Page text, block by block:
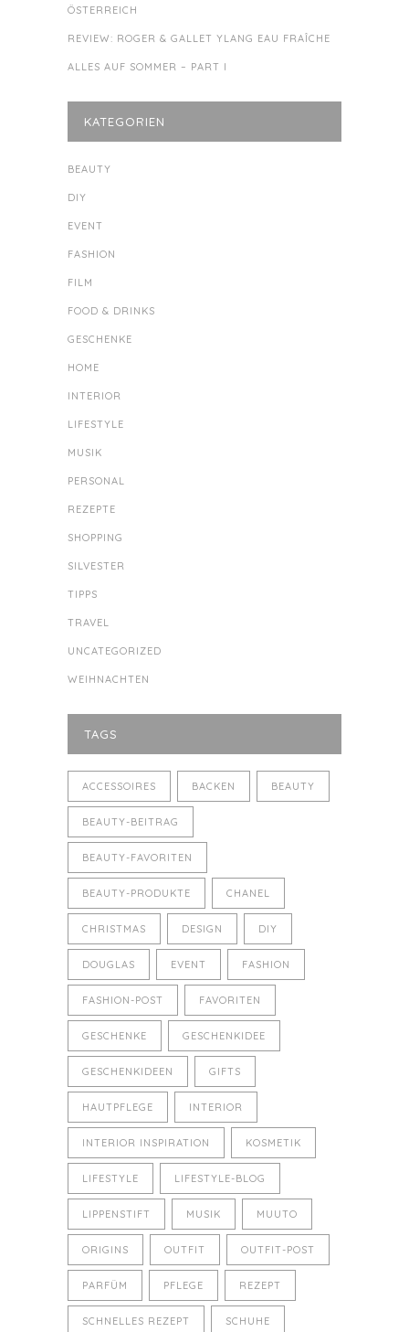
ÖSTERREICH
REVIEW: ROGER & GALLET YLANG EAU FRAÎCHE
ALLES AUF SOMMER – PART I
KATEGORIEN
BEAUTY
DIY
EVENT
FASHION
FILM
FOOD & DRINKS
GESCHENKE
HOME
INTERIOR
LIFESTYLE
MUSIK
PERSONAL
REZEPTE
SHOPPING
SILVESTER
TIPPS
TRAVEL
UNCATEGORIZED
WEIHNACHTEN
TAGS
ACCESSOIRES BACKEN BEAUTY
BEAUTY-BEITRAG
BEAUTY-FAVORITEN
BEAUTY-PRODUKTE CHANEL
CHRISTMAS DESIGN DIY
DOUGLAS EVENT FASHION
FASHION-POST FAVORITEN
GESCHENKE GESCHENKIDEE
GESCHENKIDEEN GIFTS
HAUTPFLEGE INTERIOR
INTERIOR INSPIRATION KOSMETIK
LIFESTYLE LIFESTYLE-BLOG
LIPPENSTIFT MUSIK MUUTO
ORIGINS OUTFIT OUTFIT-POST
PARFÜM PFLEGE REZEPT
SCHNELLES REZEPT SCHUHE